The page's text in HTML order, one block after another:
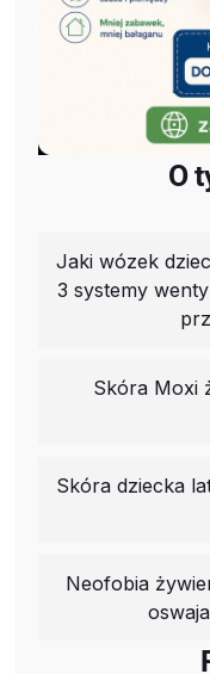
O
Jaki wózek
3 systemy
Skóra Moxi
Skóra dziecka
Neofobia